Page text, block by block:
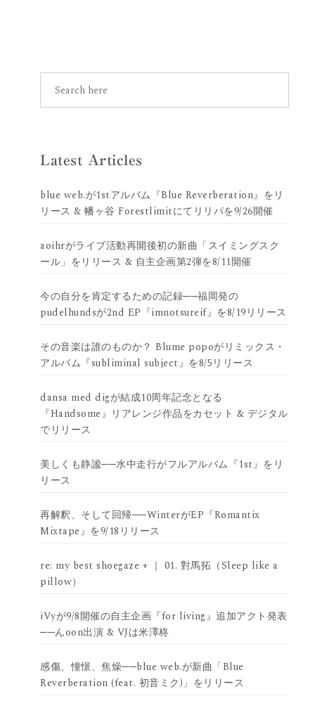
Latest Articles
blue web.が1stアルバム『Blue Reverberation』をリ
リース & 幡ヶ谷 Forestlimitにてリリパを9/26開催
aoihrがライブ活動再開後初の新曲「スイミングスク
ール」をリリース & 自主企画第2弾を8/11開催
今の自分を肯定するための記録──福岡発の
pudelhundsが2nd EP『imnotsureif』を8/19リリース
その音楽は誰のものか？ Blume popoがリミックス・
アルバム『subliminal subject』を8/5リリース
dansa med digが結成10周年記念となる
『Handsome』リアレンジ作品をカセット & デジタル
でリリース
美しくも静謐──水中走行がフルアルバム『1st』をリ
リース
再解釈、そして回帰──WinterがEP『Romantix
Mixtape』を9/18リリース
re: my best shoegaze + ｜ 01. 對馬拓（Sleep like a
pillow）
iVyが9/8開催の自主企画『for living』追加アクト発表
──んoon出演 & VJは米澤柊
感傷、憧憬、焦燥──blue web.が新曲「Blue
Reverberation (feat. 初音ミク)」をリリース